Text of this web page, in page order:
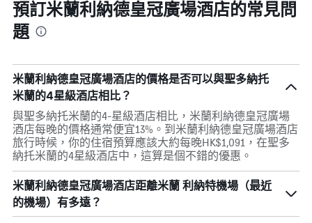
預訂米蘭利納德皇冠廣場酒店的常見問
題
米蘭利納德皇冠廣場酒店的價格是否可以與聖多納托
米蘭的4星級酒店相比？
與聖多納托米蘭的4-星級酒店相比，米蘭利納德皇冠廣場
酒店每晚的價格通常便宜13%。到米蘭利納德皇冠廣場酒店
旅行時候，你的住宿預算應該大約每晚HK$1,091，在聖多
納托米蘭的4星級酒店中，這算是個不錯的優惠。
米蘭利納德皇冠廣場酒店距離米蘭 利納特機場（最近
的機場）有多遠？